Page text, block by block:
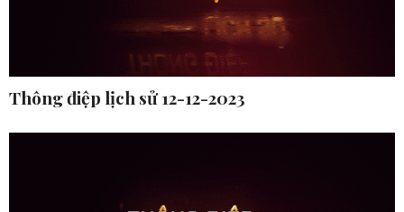
Thông điệp lịch sử 12-12-2023